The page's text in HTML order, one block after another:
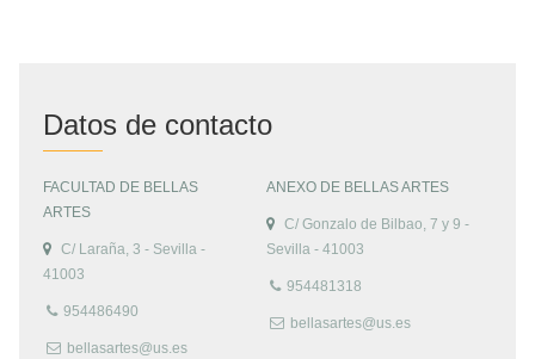
Datos de contacto
FACULTAD DE BELLAS
ARTES
C/ Laraña, 3 - Sevilla -
41003
954486490
bellasartes@us.es
ANEXO DE BELLAS ARTES
C/ Gonzalo de Bilbao, 7 y 9 -
Sevilla - 41003
954481318
bellasartes@us.es